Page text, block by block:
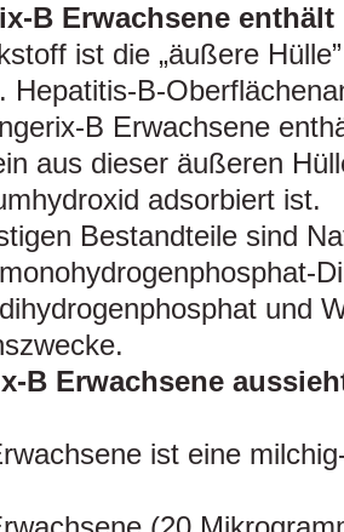
B Erwachsene enthält
ist die „äußere
Hepatitis-B-
B Erwachsene
aus dieser äußeren
adsorbiert ist.
Bestandteile sind
und
B Erwachsene
ist eine